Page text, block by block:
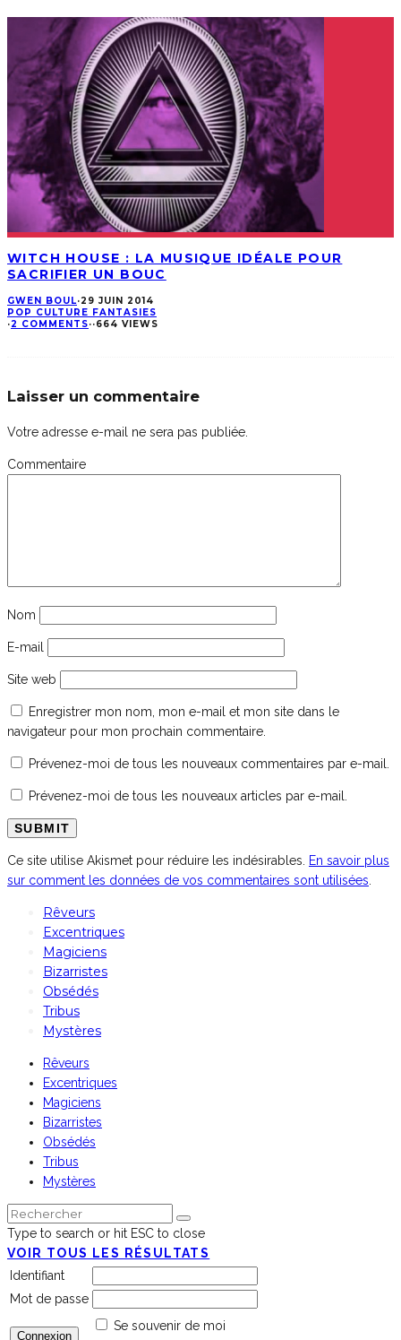
WITCH HOUSE : LA MUSIQUE IDÉALE POUR
SACRIFIER UN BOUC
GWEN BOUL·29 JUIN 2014
POP CULTURE FANTASIES
·2 COMMENTS··664 VIEWS
Laisser un commentaire
Votre adresse e-mail ne sera pas publiée.
Commentaire
Nom
E-mail
Site web
Enregistrer mon nom, mon e-mail et mon site dans le
navigateur pour mon prochain commentaire.
Prévenez-moi de tous les nouveaux commentaires par e-mail.
Prévenez-moi de tous les nouveaux articles par e-mail.
Ce site utilise Akismet pour réduire les indésirables. En savoir plus
sur comment les données de vos commentaires sont utilisées.
Rêveurs
Excentriques
Magiciens
Bizarristes
Obsédés
Tribus
Mystères
Rêveurs
Excentriques
Magiciens
Bizarristes
Obsédés
Tribus
Mystères
Type to search or hit ESC to close
VOIR TOUS LES RÉSULTATS
Identifiant
Mot de passe
Se souvenir de moi